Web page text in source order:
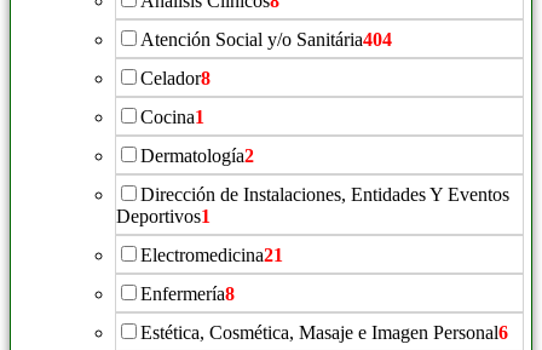
Atención Social y/o Sanitária404
Celador8
Cocina1
Dermatología2
Dirección de Instalaciones, Entidades Y Eventos
Deportivos1
Electromedicina21
Enfermería8
Estética, Cosmética, Masaje e Imagen Personal6